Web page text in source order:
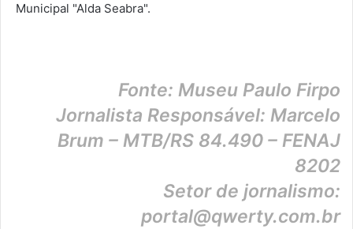
Municipal "Alda Seabra".
Fonte: Museu Paulo Firpo
Jornalista Responsável: Marcelo
Brum – MTB/RS 84.490 – FENAJ
8202
Setor de jornalismo:
portal@qwerty.com.br